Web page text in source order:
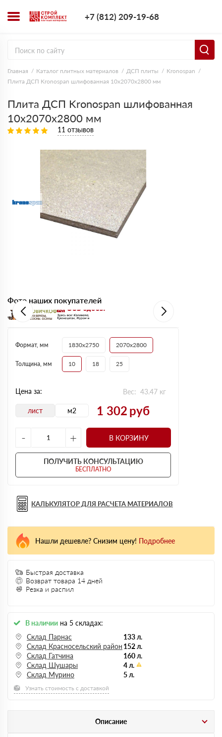
+7 (812) 209-19-68
Главная Каталог плитных материалов ДСП плиты
Kronospan
Плита ДСП Kronospan шлифованная 10х2070х2800 мм
Плита ДСП Kronospan шлифованная
10х2070х2800 мм
11 отзывов
Фото наших покупателей
Формат, мм 1830х2750 2070х2800
Толщина, мм 10 18 25
Цена за: Вес: 43.47 кг
лист м2 1 302 руб
-
+ В КОРЗИНУ
ПОЛУЧИТЬ КОНСУЛЬТАЦИЮ
БЕСПЛАТНО
КАЛЬКУЛЯТОР ДЛЯ РАСЧЕТА МАТЕРИАЛОВ
Быстрая доставка
Возврат товара 14 дней
Резка и распил
В наличии на 5 складах:
Склад Парнас
133 л.
Склад Красносельский район 152 л.
Склад Гатчина
160 л.
Склад Шушары
4 л.
Склад Мурино
5 л.
Узнать стоимость с доставкой
Нашли дешевле? Снизим цену! Подробнее
Описание